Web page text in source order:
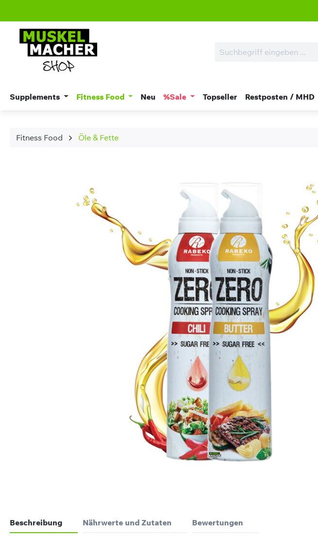
Supplements Fitness Food Neu %Sale Topseller Restposten / MHD
Fitness Food Öle & Fette
Beschreibung Nährwerte und Zutaten Bewertungen